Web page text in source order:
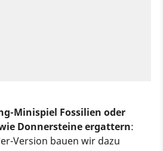
Minispiel Fossilien oder
Donnersteine ergattern:
Version bauen wir dazu